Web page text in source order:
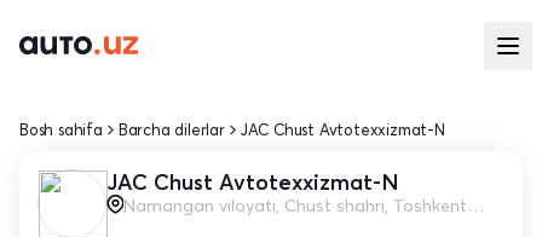
Bosh sahifa Barcha dilerlar JAC Chust Avtotexxizmat-N
JAC Chust Avtotexxizmat-N
Namangan viloyati, Chust shahri, Toshkent ko'chasi, 3